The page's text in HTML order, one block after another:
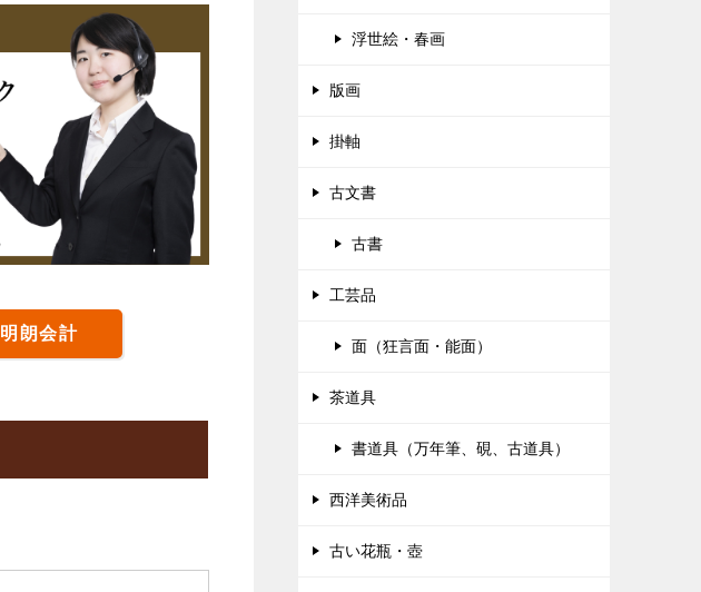
明朗会計
浮世絵・春画
版画
掛軸
古文書
古書
工芸品
面（狂言面・能面）
茶道具
書道具（万年筆、硯、古道具）
西洋美術品
古い花瓶・壺